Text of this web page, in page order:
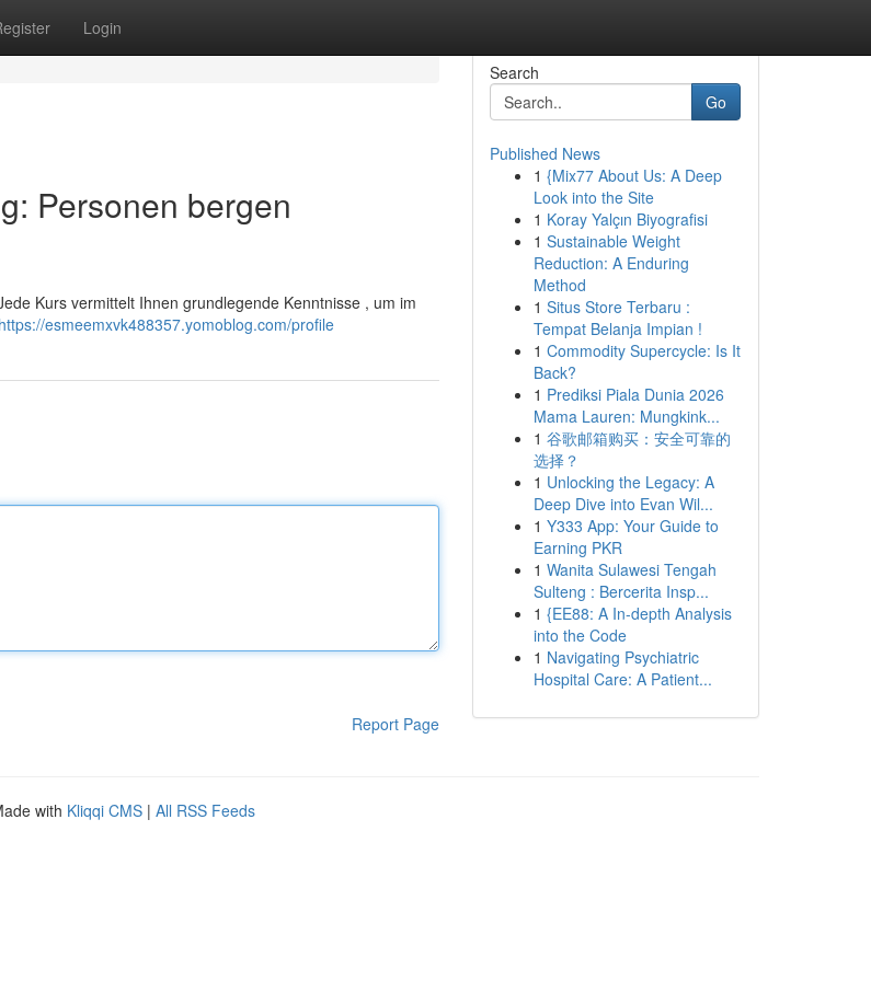
Login
Personen bergen
Kurs vermittelt Ihnen grundlegende Kenntnisse , um im
https://esmeemxvk488357.yomoblog.com/profile
Report Page
Search
Go
Published News
1 {Mix77 About Us: A Deep
Look into the Site
1 Koray Yalçın Biyografisi
1 Sustainable Weight
Reduction: A Enduring
Method
1 Situs Store Terbaru :
Tempat Belanja Impian !
1 Commodity Supercycle: Is It
Back?
1 Prediksi Piala Dunia 2026
Mama Lauren: Mungkink...
1 谷歌邮箱购买：安全可靠的
选择？
1 Unlocking the Legacy: A
Deep Dive into Evan Wil...
1 Y333 App: Your Guide to
Earning PKR
1 Wanita Sulawesi Tengah
Sulteng : Bercerita Insp...
1 {EE88: A In-depth Analysis
into the Code
1 Navigating Psychiatric
Hospital Care: A Patient...
with Kliqqi CMS | All RSS Feeds